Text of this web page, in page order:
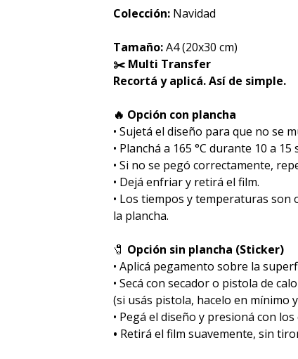
Colección: Navidad
Tamaño:A4 (20x30 cm)
✂️ Multi Transfer
Recortá y aplicá. Así de simple.
🔥 Opción con plancha
• Sujetá el diseño para que no se
• Planchá a 165 °C durante 10 a 15
• Si no se pegó correctamente,
• Dejá enfriar y retirá el film.
• Los tiempos y temperaturas
la plancha.
🧷 Opción sin plancha (Sticker)
• Aplicá pegamento sobre la
• Secá con secador o pistola de
(si usás pistola, hacelo en mínimo
• Pegá el diseño y presioná con
• Retirá el film suavemente, sin